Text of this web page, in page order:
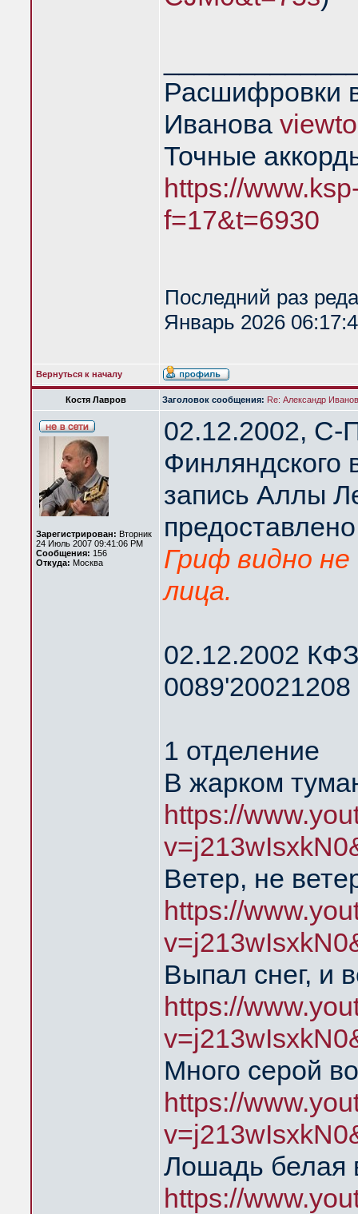
Расшифровки
Иванова
Точные
https://
f=17&t=6930
Последний раз
Январь 2026
Вернуться к началу
Костя Лавров Заголовок сообщения: Re: Александр
Зарегистрирован: Вторник
24 Июль 2007 09:41:06 PM
Сообщения: 156
Откуда: Москва
02.12.2002, С-
Финляндского
запись Аллы
Гриф видно не
лица.
02.12.2002
1 отделение
В жарком
https://
Ветер, не
https://
Выпал снег, и
https://
Много серой
https://
Лошадь белая
https://